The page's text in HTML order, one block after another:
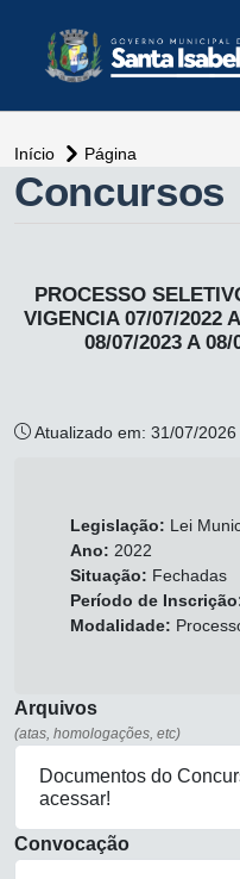
Início Página
Concursos
PROCESSO
VIGENCIA 07/07/2022
08/07/2023 A
Atualizado em: 31/07/2026
Legislação: Lei
Ano: 2022
Situação: Fechadas
Período de
Modalidade:
Arquivos
(atas, homologações, etc)
Documentos do
acessar!
Convocação